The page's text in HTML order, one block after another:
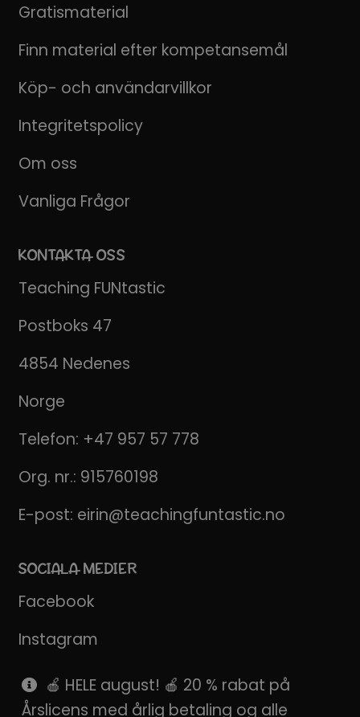
Gratismaterial
Finn material efter kompetansemål
Köp- och användarvillkor
Integritetspolicy
Om oss
Vanliga Frågor
KONTAKTA OSS
Teaching FUNtastic
Postboks 47
4854 Nedenes
Norge
Telefon: +47 957 57 778
Org. nr.: 915760198
E-post: eirin@teachingfuntastic.no
SOCIALA MEDIER
Facebook
Instagram
Pinterest
🍎 HELE august! 🍎 20 % rabat på
Årslicens med årlig betaling og alle